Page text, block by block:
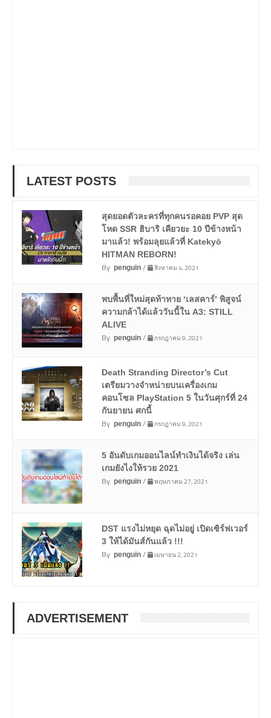
LATEST POSTS
สุดยอดตัวละครที่ทุกคนรอคอย PVP สุด
โหด SSR ฮิบาริ เคียวยะ 10 ปีข้างหน้า
มาแล้ว! พร้อมลุยแล้วที่ Katekyō
HITMAN REBORN!
By penguin/ สิงหาคม 4, 2021
พบพื้นที่ใหม่สุดท้าทาย ‘เลสคาร์’ พิสูจน์
ความกล้าได้แล้ววันนี้ใน A3: STILL
ALIVE
By penguin/ กรกฎาคม 9, 2021
Death Stranding Director’s Cut
เตรียมวางจำหน่ายบนเครื่องเกม
คอนโซล PlayStation 5 ในวันศุกร์ที่ 24
กันยายน ศกนี้
By penguin/ กรกฎาคม 9, 2021
5 อันดับเกมออนไลน์ทำเงินได้จริง เล่น
เกมยังไงให้รวย 2021
By penguin/ พฤษภาคม 27, 2021
DST แรงไม่หยุด ฉุดไม่อยู่ เปิดเซิร์ฟเวอร์
3 ให้ได้มันส์กันแล้ว !!!
By penguin/ เมษายน 2, 2021
ADVERTISEMENT